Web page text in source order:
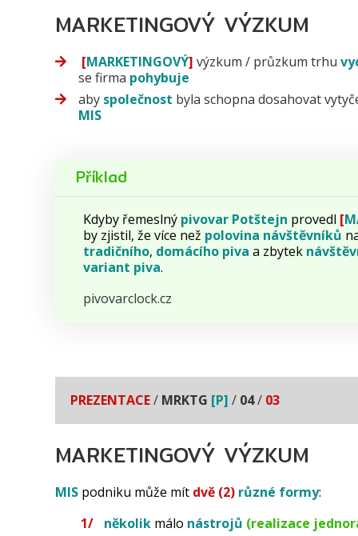
MARKETINGOVÝ VÝZKUM
[MARKETINGOVÝ] výzkum / průzkum trhu
se firma pohybuje
aby společnost byla schopna dosahovat
MIS
Příklad
Kdyby řemeslný pivovar Potštejn provedl [
by zjistil, že více než polovina návštěvníků
tradičního, domácího piva a zbytek
variant piva.
pivovarclock.cz
PREZENTACE/ MRKTG [P] / 04/ 03
MARKETINGOVÝ VÝZKUM
MISpodniku může mít dvě (2) různé formy:
několikmálo nástrojů (realizace